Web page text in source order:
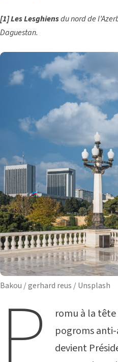
[1]Les Lesghiensdu nord de
Daguestan.
Bakou / gerhard reus / Unsplash
romu à la tête
pogroms anti-
devient